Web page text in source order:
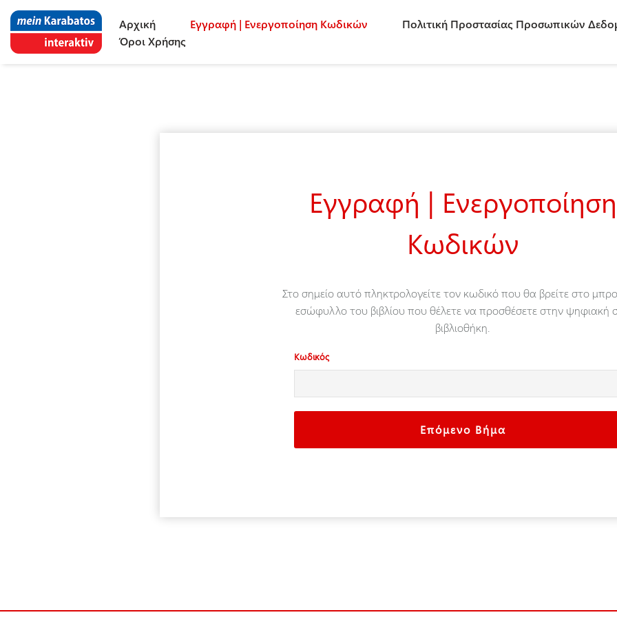
Αρχική Εγγραφή | Ενεργοποίηση Κωδικών
Πολιτική Προστασίας Προσωπικών
Όροι Χρήσης
Εγγραφή | Ενεργοποίηση
Κωδικών
Στο σημείο αυτό πληκτρολογείτε τον κωδικό που θα βρείτε στο
εσώφυλλο του βιβλίου που θέλετε να προσθέσετε στην ψηφιακή
βιβλιοθήκη.
Κωδικός
Επόμενο Βήμα